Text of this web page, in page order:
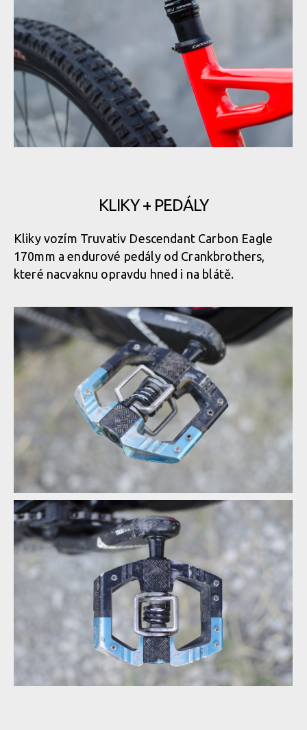
KLIKY + PEDÁLY
Kliky vozím Truvativ Descendant Carbon Eagle
170mm a endurové pedály od Crankbrothers,
které nacvaknu opravdu hned i na blátě.